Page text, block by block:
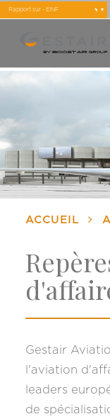
ACCUEIL
Gestair
l'aviation
leaders
de